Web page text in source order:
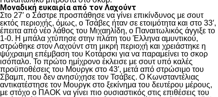
Μοναδική ευκαιρία από τον Λαχούντ
Στο 27′ ο Σάστρε προσπάθησε να γίνει επικίνδυνος με σουτ
εκτός περιοχής, όμως, ο Τσάβες ήταν σε ετοιμότητα και στο 33′,
έπειτα από νέο λάθος του Μιχαηλίδη, ο Παναιτωλικός άγγιξε το
1-0. Η μπάλα χτύπησε στην πλάτη του Έλληνα αμυντικού,
στρώθηκε στον Λαχούντ στη μικρή περιοχή και χρειάστηκε η
ψύχραιμη επέμβαση του Κοτάρσκι για να παραμείνει το σκορ
ισόπαλο. Το πρώτο ημίχρονο έκλεισε με σουτ υπό καλές
προϋποθέσεις του Μουργκ στο 43′, μετά από στρώσιμο του
Σβαμπ, που δεν ανησύχησε τον Τσάβες. Ο Κωνσταντέλιας
αντικατέστησε τον Μουργκ στο ξεκίνημα του δευτέρου μέρους,
με στόχο ο ΠΑΟΚ να γίνει πιο ουσιαστικός στις επιθέσεις του